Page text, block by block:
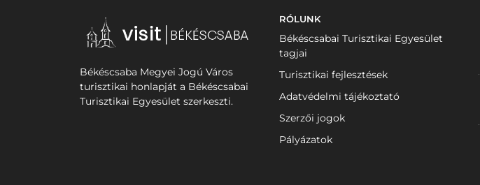
Békéscsaba Megyei Jogú Város
turisztikai honlapját a Békéscsabai
Turisztikai Egyesület szerkeszti.
RÓLUNK
Békéscsabai Turisztikai Egyesület
tagjai
Turisztikai fejlesztések
Adatvédelmi tájékoztató
Szerzői jogok
Pályázatok